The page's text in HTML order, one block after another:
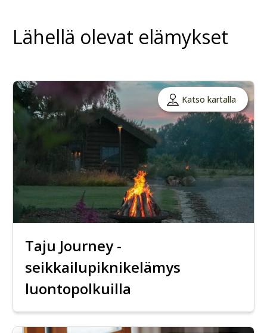
Lähellä olevat elämykset
Katso kartalla
Taju Journey -
seikkailupiknikelämys
luontopolkuilla